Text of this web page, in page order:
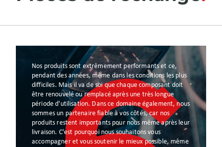
Nos produits sont extrêmement performants et ce,
pendant des années, même dans les conditions les plus
difficiles. Mais il va de soi que chaque composant doit
être renouvelé ou remplacé après une très longue
période d'utilisation. Dans ce domaine également, nous
sommes un partenaire fiable à vos côtés, car nos
produits restent importants pour nous même après leur
livraison. C'est pourquoi nous souhaitons vous
accompagner et vous soutenir le mieux possible, même